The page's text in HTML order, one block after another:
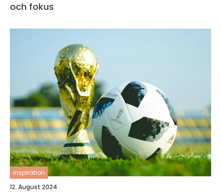
och fokus
inspiration
12. August 2024